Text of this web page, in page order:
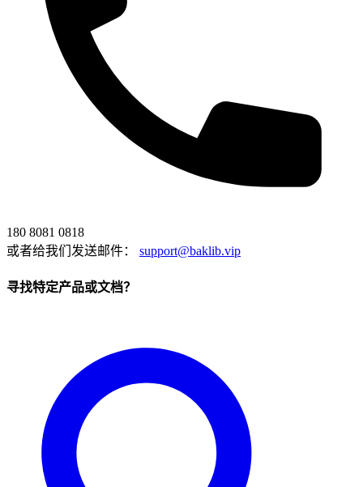
180 8081 0818
或者给我们发送邮件：
support@baklib.vip
寻找特定产品或文档？